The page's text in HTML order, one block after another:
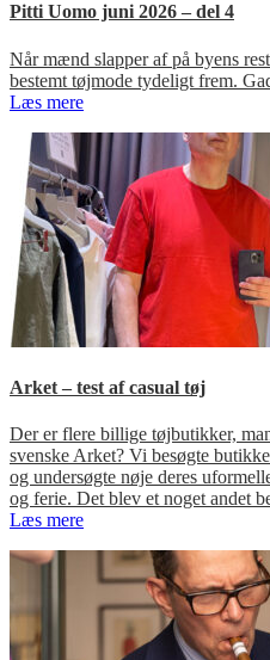
Pitti Uomo juni 2026 – del 4
Når mænd slapper af på byens
bestemt tøjmode tydeligt frem.
Læs mere
Arket – test af casual tøj
Der er flere billige tøjbutikker,
svenske Arket? Vi besøgte
og undersøgte nøje deres
og ferie. Det blev et noget andet
Læs mere